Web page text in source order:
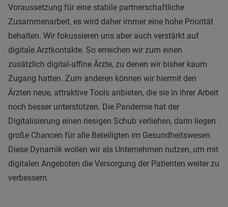
Voraussetzung für eine stabile partnerschaftliche
Zusammenarbeit, es wird daher immer eine hohe Priorität
behalten. Wir fokussieren uns aber auch verstärkt auf
digitale Arztkontakte. So erreichen wir zum einen
zusätzlich digital-affine Ärzte, zu denen wir bisher kaum
Zugang hatten. Zum anderen können wir hiermit den
Ärzten neue, attraktive Tools anbieten, die sie in ihrer Arbeit
noch besser unterstützen. Die Pandemie hat der
Digitalisierung einen riesigen Schub verliehen, darin liegen
große Chancen für alle Beteiligten im Gesundheitswesen.
Diese Dynamik wollen wir als Unternehmen nutzen, um mit
digitalen Angeboten die Versorgung der Patienten weiter zu
verbessern.